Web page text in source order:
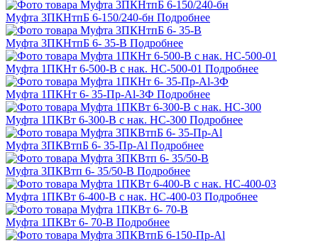
Муфта 3ПКНтпБ 6-150/240-бн Подробнее
Муфта 3ПКНтпБ 6- 35-В Подробнее
Муфта 1ПКНт 6-500-В с нак. НС-500-01 Подробнее
Муфта 1ПКНт 6- 35-Пр-Al-3Ф Подробнее
Муфта 1ПКВт 6-300-В с нак. НС-300 Подробнее
Муфта 3ПКВтпБ 6- 35-Пр-Al Подробнее
Муфта 3ПКВтп 6- 35/50-В Подробнее
Муфта 1ПКВт 6-400-В с нак. НС-400-03 Подробнее
Муфта 1ПКВт 6- 70-В Подробнее